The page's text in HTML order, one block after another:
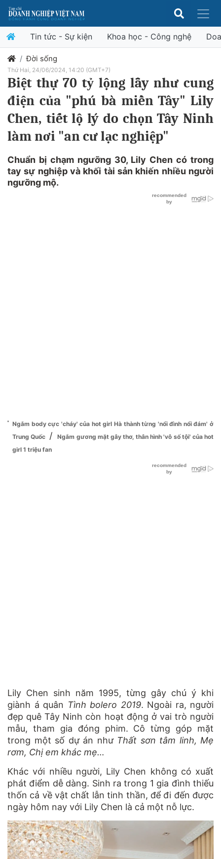
Tin tức - Sự kiện Khoa học - Công nghệ
Đời sống
Thứ Hai, 24/06/2024, 14:20 (GMT+7)
Biệt thự 70 tỷ lộng lẫy như cung
điện của "phú bà miền Tây" Lily
Chen, tiết lộ lý do chọn Tây Ninh
làm nơi "an cư lạc nghiệp"
Chuẩn bị chạm ngưỡng 30, Lily Chen có trong
tay sự nghiệp và khối tài sản khiến nhiều người
ngưỡng mộ.
Ngắm body cực 'cháy' của hot girl Hà thành từng 'nổi đình nổi đám' ở
Trung Quốc /
Ngắm gương mặt gây thơ, thân hình 'vô số tội' của hot
girl 1 triệu fan
Lily Chen sinh năm 1995, từng gây chú ý khi
giành á quân Tình bolero 2019. Ngoài ra, người
đẹp quê Tây Ninh còn hoạt động ở vai trò người
mẫu, tham gia đóng phim. Cô từng góp mặt
trong một số dự án như Thất sơn tâm linh, Mẹ
rơm, Chị em khác mẹ…
Khác với nhiều người, Lily Chen không có xuất
phát điểm dễ dàng. Sinh ra trong 1 gia đình thiếu
thốn cả về vật chất lẫn tinh thần, để đi đến được
ngày hôm nay với Lily Chen là cả một nỗ lực.